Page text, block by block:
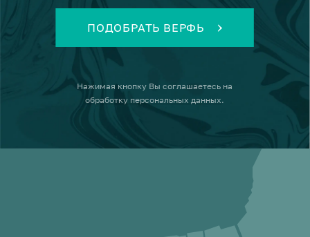
ПОДОБРАТЬ ВЕРФЬ
Нажимая кнопку Вы соглашаетесь на
обработку персональных данных.